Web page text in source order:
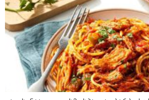
პაატა
პასუხი გიორგი
სკანდალურ
"ყველაფერი
კამანში
გადმოვასვენე...
ტყუის"
აგვისტოს ომში,
საბრძოლო
რუსული
მთავარ